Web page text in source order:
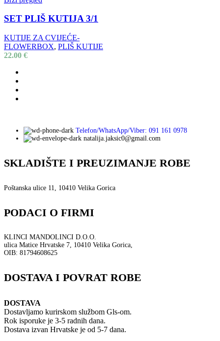
SET PLIŠ KUTIJA 3/1
KUTIJE ZA CVIJEĆE-
FLOWERBOX, PLIŠ KUTIJE
22.00 €
Telefon/WhatsApp/Viber: 091 161 0978
natalija.jaksic0@gmail.com
SKLADIŠTE I PREUZIMANJE ROBE
Poštanska ulice 11, 10410 Velika Gorica
PODACI O FIRMI
KLINCI MANDOLINCI D.O.O.
ulica Matice Hrvatske 7, 10410 Velika Gorica,
OIB: 81794608625
DOSTAVA I POVRAT ROBE
DOSTAVA
Dostavljamo kurirskom službom Gls-om.
Rok isporuke je 3-5 radnih dana.
Dostava izvan Hrvatske je od 5-7 dana.